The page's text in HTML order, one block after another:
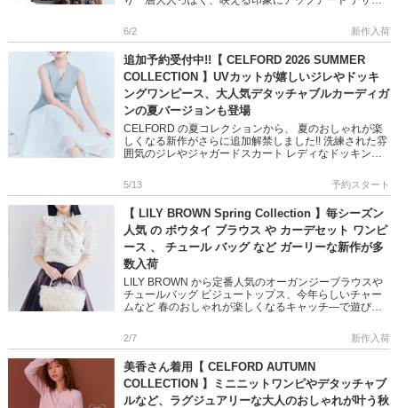
で 大人の遊 […]
6/2 新作入荷
追加予約受付中!!【 CELFORD 2026 SUMMER
COLLECTION 】UVカットが嬉しいジレやドッキ
ングワンピース、大人気デタッチャブルカーディガ
ンの夏バージョンも登場
CELFORD の夏コレクションから、 夏のおしゃれが楽
しくなる新作がさらに追加解禁しました!! 洗練された雰
囲気のジレやジャガードスカート レディなドッキング
しいUVカ […]
5/13 予約スタート
【 LILY BROWN Spring Collection 】毎シーズン
人気 の ボウタイ ブラウス や カーデセット ワンピ
ース 、 チュール バッグ など ガーリーな新作が多
数入荷
LILY BROWN から定番人気のオーガンジーブラウスや
チュールバッグ ビジュートップス、今年らしいチャー
ムなど 春のおしゃれが楽しくなるキャッチ―で遊び心
かになる主役 […]
2/7 新作入荷
美香さん着用【 CELFORD AUTUMN
COLLECTION 】ミニニットワンピやデタッチャブ
ルなど、ラグジュアリーな大人のおしゃれが叶う秋